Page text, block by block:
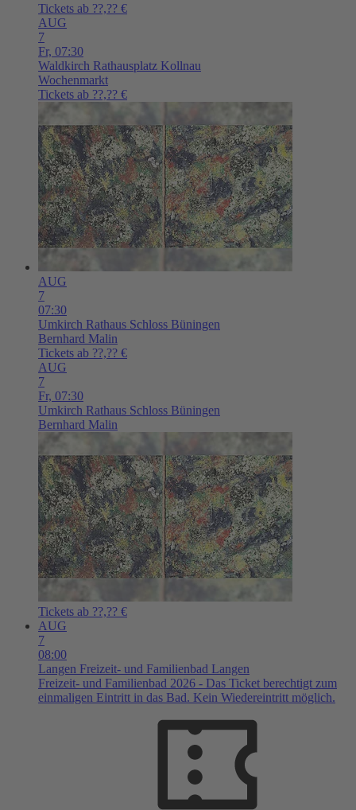
Tickets ab ??,?? €
AUG
7
Fr, 07:30
Waldkirch Rathausplatz Kollnau
Wochenmarkt
Tickets ab ??,?? €
AUG
7
07:30
Umkirch Rathaus Schloss Büningen
Bernhard Malin
Tickets ab ??,?? €
AUG
7
Fr, 07:30
Umkirch Rathaus Schloss Büningen
Bernhard Malin
Tickets ab ??,?? €
AUG
7
08:00
Langen Freizeit- und Familienbad Langen
Freizeit- und Familienbad 2026 - Das Ticket berechtigt zum
einmaligen Eintritt in das Bad. Kein Wiedereintritt möglich.